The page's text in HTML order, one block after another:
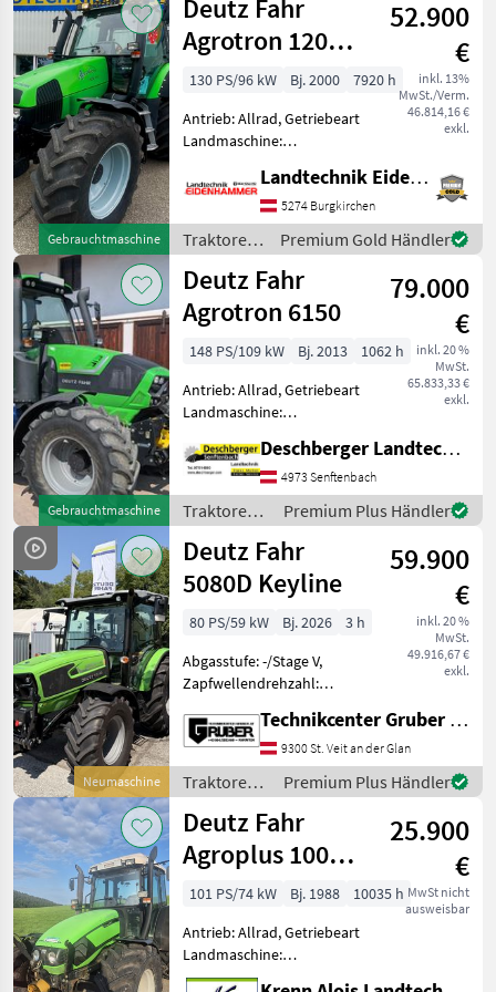
Gebrauchtmaschine
Deutz Fahr
Agrotron 120
Premium
52.900
€
inkl. 13%
MwSt./Verm.
46.814,16 €
exkl.
130 PS/96 kW Bj. 2000
7920 h
Antrieb: Allrad, Getriebeart
Landmaschine:
Plattform: Kabine,
Zapfwellendrehzahl:
540/540E/1000/1000E,
Höchstgeschwindigkeit in
km/h: 50 km/h, Aufladu
Landtechnik Eidenhammer GmbH
5274 Burgkirchen
Traktoren
/ Deutz
Fahr
Premium Gold Händler
Gebrauchtmaschine
Deutz Fahr
Agrotron 6150
79.000
€
inkl. 20 %
MwSt.
65.833,33 €
exkl.
148 PS/109 kW Bj. 2013
1062 h
Antrieb: Allrad, Getriebeart
Landmaschine:
Plattform: Kabine,
Zapfwellendrehzahl:
540/540E/1000/1000E,
Höchstgeschwindigkeit in
km/h: 50 km/h, Aufladu
Deschberger Landtechnik GmbH
4973 Senftenbach
Traktoren /
Deutz Fahr
Premium Plus Händler
Neumaschine
Deutz Fahr
5080D Keyline
59.900
€
inkl. 20 %
MwSt.
49.916,67 €
exkl.
80 PS/59 kW Bj. 2026
3 h
Abgasstufe: -/Stage V,
Zapfwellendrehzahl:
Turbolader mit
Ladeluftkühlung,
Höchstgeschwindigkeit in
km/h: 40 km/h, Getriebeart
Landmaschine: Lastsch
Technikcenter Gruber GmbH
9300 St. Veit an der Glan
Traktoren /
Deutz Fahr
Premium Plus Händler
Deutz Fahr
Agroplus 100
Comfort
25.900
€
MwSt nicht
ausweisbar
101 PS/74 kW Bj. 1988
10035 h
Antrieb: Allrad, Getriebeart
Landmaschine:
Lastschaltgetriebe,